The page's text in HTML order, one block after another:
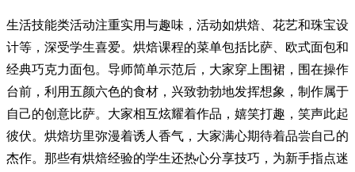
生活技能类活动注重实用与趣味，活动如烘焙、花艺和珠宝设
计等，深受学生喜爱。烘焙课程的菜单包括比萨、欧式面包和
经典巧克力面包。导师简单示范后，大家穿上围裙，围在操作
台前，利用五颜六色的食材，兴致勃勃地发挥想象，制作属于
自己的创意比萨。大家相互炫耀着作品，嬉笑打趣，笑声此起
彼伏。烘焙坊里弥漫着诱人香气，大家满心期待着品尝自己的
杰作。那些有烘焙经验的学生还热心分享技巧，为新手指点迷